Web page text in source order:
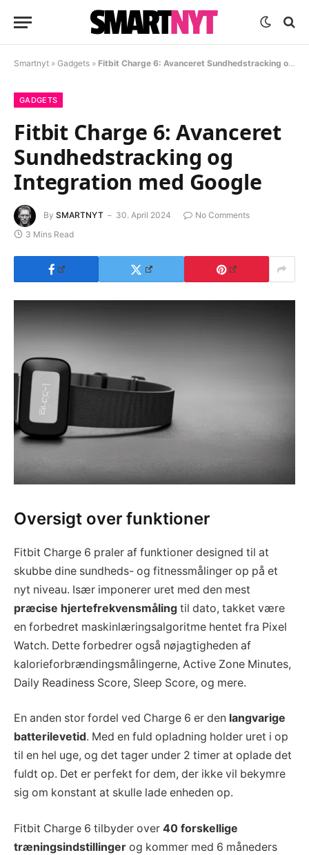
Smartnyt » Gadgets » Fitbit Charge 6: Avanceret Sundhedstracking og Integration med Google
GADGETS
Fitbit Charge 6: Avanceret
Sundhedstracking og
Integration med Google
By SMARTNYT 30. April 2024
No Comments
3 Mins Read
Oversigt over funktioner
Fitbit Charge 6 praler af funktioner designed til at
skubbe dine sundheds- og fitnessmålinger op på et
nyt niveau. Især imponerer uret med den mest
præcise hjertefrekvensmåling til dato, takket være
en forbedret maskinlæringsalgoritme hentet fra Pixel
Watch. Dette forbedrer også nøjagtigheden af
kalorieforbrændingsmålingerne, Active Zone Minutes,
Daily Readiness Score, Sleep Score, og mere.
En anden stor fordel ved Charge 6 er den langvarige
batterilevetid. Med en fuld opladning holder uret i op
til en hel uge, og det tager under 2 timer at oplade det
fuldt op. Det er perfekt for dem, der ikke vil bekymre
sig om konstant at skulle lade enheden op.
Fitbit Charge 6 tilbyder over 40 forskellige
træningsindstillinger og kommer med 6 måneders